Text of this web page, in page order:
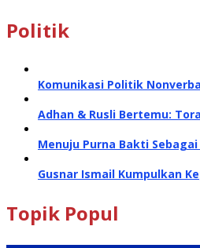
Politik
Komunikasi Politik
Adhan & Rusli Bertemu:
Menuju Purna Bakti
Gusnar Ismail Kumpulkan
Topik Popul